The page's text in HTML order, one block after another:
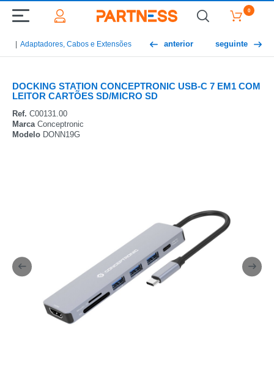
0
Adaptadores, Cabos e Extensões anterior seguinte
DOCKING STATION CONCEPTRONIC USB-C 7 EM1 COM
LEITOR CARTÕES SD/MICRO SD
Ref. C00131.00
MarcaConceptronic
Modelo DONN19G